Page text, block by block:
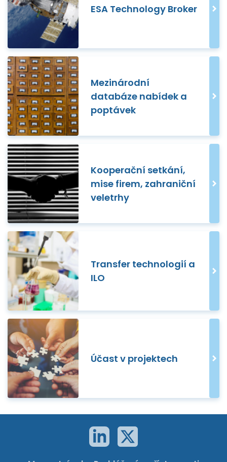
ESA Technology Broker
Mezinárodní
databáze nabídek a
poptávek
Kooperační setkání,
mise firem, zahraniční
veletrhy
Transfer technologií a
ILO
Účast v projektech